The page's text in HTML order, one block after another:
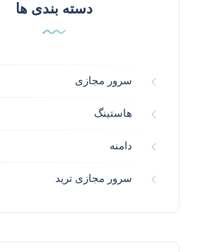
دسته بندی ها
سرور مجازی
هاستینگ
دامنه
سرور مجازی ترید